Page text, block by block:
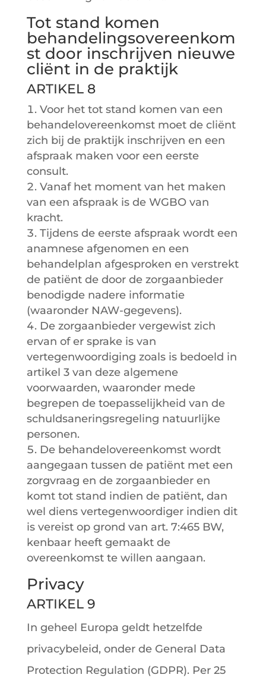
Tot stand komen
behandelingsovereenkom
st door inschrijven nieuwe
cliënt in de praktijk
ARTIKEL 8
Voor het tot stand komen van een
behandelovereenkomst moet de cliënt
zich bij de praktijk inschrijven en een
afspraak maken voor een eerste
consult.
Vanaf het moment van het maken
van een afspraak is de WGBO van
kracht.
Tijdens de eerste afspraak wordt een
anamnese afgenomen en een
behandelplan afgesproken en verstrekt
de patiënt de door de zorgaanbieder
benodigde nadere informatie
(waaronder NAW-gegevens).
De zorgaanbieder vergewist zich
ervan of er sprake is van
vertegenwoordiging zoals is bedoeld in
artikel 3 van deze algemene
voorwaarden, waaronder mede
begrepen de toepasselijkheid van de
schuldsaneringsregeling natuurlijke
personen.
De behandelovereenkomst wordt
aangegaan tussen de patiënt met een
zorgvraag en de zorgaanbieder en
komt tot stand indien de patiënt, dan
wel diens vertegenwoordiger indien dit
is vereist op grond van art. 7:465 BW,
kenbaar heeft gemaakt de
overeenkomst te willen aangaan.
Privacy
ARTIKEL 9
In geheel Europa geldt hetzelfde
privacybeleid, onder de General Data
Protection Regulation (GDPR). Per 25